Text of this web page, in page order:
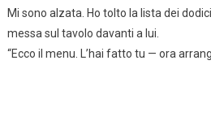
Mi sono alzata. Ho tolto la lista dei
messa sul tavolo davanti a lui.
“Ecco il menu. L’hai fatto tu — ora